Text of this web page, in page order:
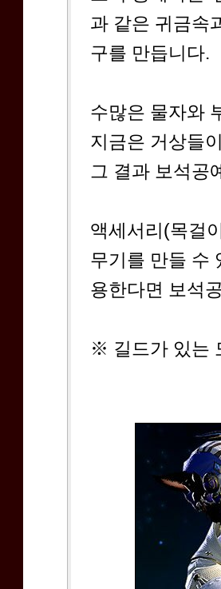
과 같은 귀금속
구를 만듭니다.
수많은 물자와
지금은 거상들
그 결과 보석공
액세서리(목걸
무기를 만들 수
용한다면 보석
※ 길드가 있는